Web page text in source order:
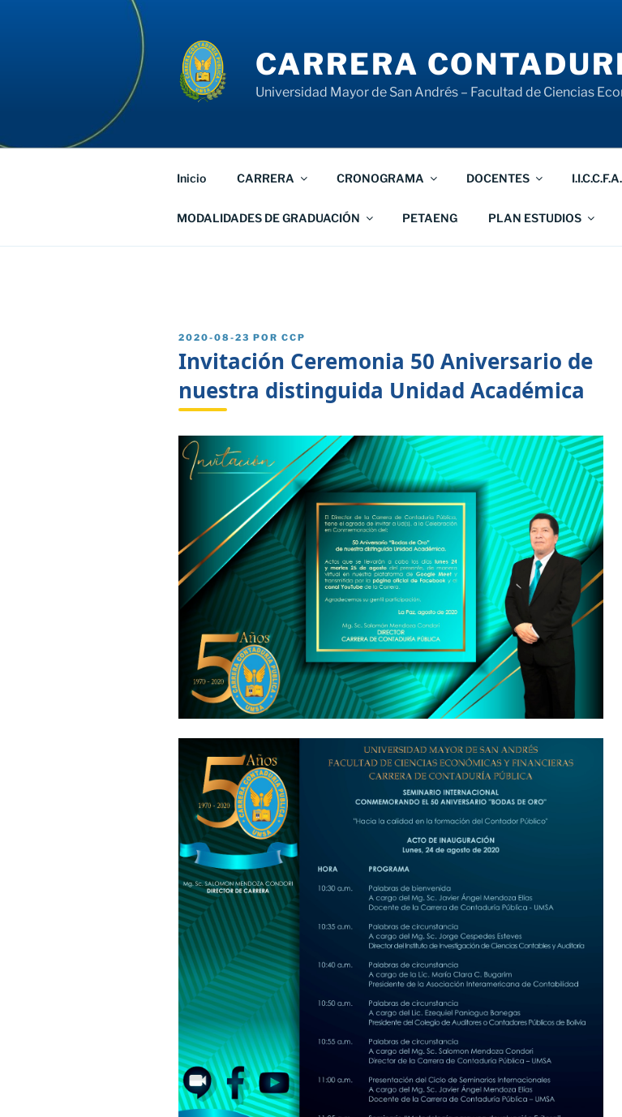
CARRERA
Universidad Mayor de San Andrés – Facultad de Ciencias
Inicio CARRERA CRONOGRAMA DOCENTES I.I.C.C.F.A.
MODALIDADES DE GRADUACIÓN PETAENG PLAN ESTUDIOS
PUBLICADO
2020-08-23 POR CCP
Invitación Ceremonia 50 Aniversario de
nuestra distinguida Unidad Académica